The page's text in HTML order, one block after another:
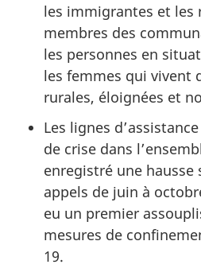
les immigrantes et les
membres des
les personnes en
les femmes qui vivent
rurales, éloignées et
Les lignes
de crise dans
enregistré une hausse
appels de juin à
eu un premier
mesures de
19.